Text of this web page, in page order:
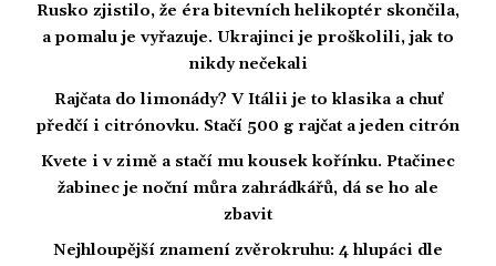
Rusko zjistilo, že éra bitevních helikoptér skončila,
a pomalu je vyřazuje. Ukrajinci je proškolili, jak to
nikdy nečekali
Rajčata do limonády? V Itálii je to klasika a chuť
předčí i citrónovku. Stačí 500 g rajčat a jeden citrón
Kvete i v zimě a stačí mu kousek kořínku. Ptačinec
žabinec je noční můra zahrádkářů, dá se ho ale
zbavit
Nejhloupější znamení zvěrokruhu: 4 hlupáci dle